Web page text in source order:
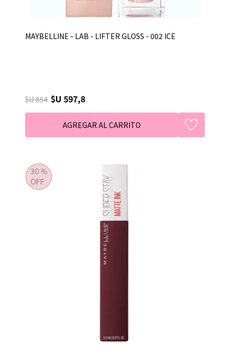
MAYBELLINE - LAB - LIFTER GLOSS - 002 ICE
$U 854 $U 597,8